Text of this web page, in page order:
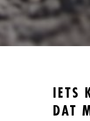
IETS
DAT